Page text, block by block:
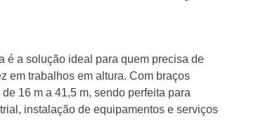
é a solução ideal para quem precisa de
em trabalhos em altura. Com braços
16 m a 41,5 m, sendo perfeita para
instalação de equipamentos e serviços